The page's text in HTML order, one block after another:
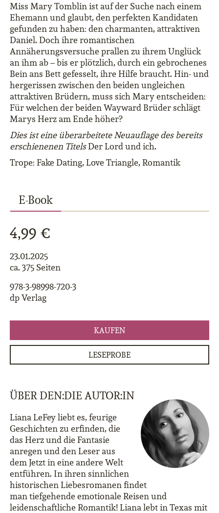
Miss Mary Tomblin ist auf der Suche nach einem
Ehemann und glaubt, den perfekten Kandidaten
gefunden zu haben: den charmanten, attraktiven
Daniel. Doch ihre romantischen
Annäherungsversuche prallen zu ihrem Unglück
an ihm ab – bis er plötzlich, durch ein gebrochenes
Bein ans Bett gefesselt, ihre Hilfe braucht. Hin- und
hergerissen zwischen den beiden ungleichen
attraktiven Brüdern, muss sich Mary entscheiden:
Für welchen der beiden Wayward Brüder schlägt
Marys Herz am Ende höher?
Dies ist eine überarbeitete Neuauflage des bereits
erschienenen TitelsDer Lord und ich.
Trope: Fake Dating, Love Triangle, Romantik
E-Book
4,99 €
23.01.2025
ca. 375 Seiten
978-3-98998-720-3
dp Verlag
KAUFEN
LESEPROBE
ÜBER DEN:DIE AUTOR:IN
Liana LeFey liebt es, feurige
Geschichten zu erfinden, die
das Herz und die Fantasie
anregen und den Leser aus
dem Jetzt in eine andere Welt
entführen. In ihren sinnlichen
historischen Liebesromanen findet
man tiefgehende emotionale Reisen und
leidenschaftliche Romantik! Liana lebt in Texas mit